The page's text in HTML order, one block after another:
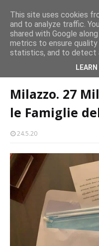
Milazzo 28ª Sagra del
EVENTI
coronavirus
Milazzo. 27
le Famiglie
24.5.20
This site uses cookies
and to analyze traffic.
shared with Google
metrics to ensure
statistics, and to detect